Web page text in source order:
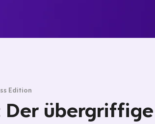
Edition
Der